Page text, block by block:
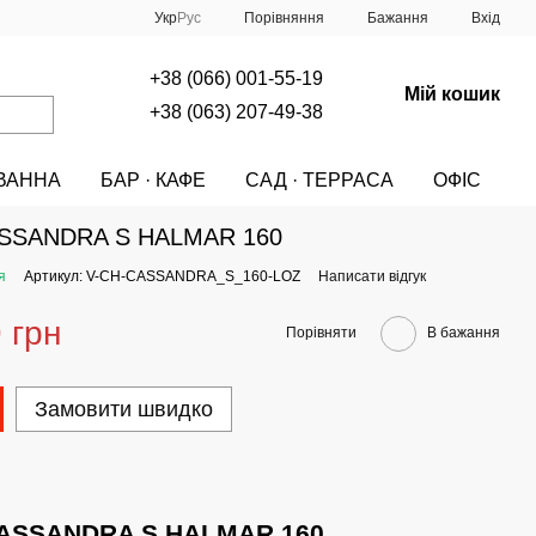
УкрРус Порівняння Бажання Вхід
+38 (066) 001-55-19
+38 (063) 207-49-38
Мій кошик
БАР · КАФЕ САД · ТЕРРАСА ОФІС
S HALMAR 160
Артикул: V-CH-CASSANDRA_S_160-LOZ Написати відгук
Порівняти В бажання
Замовити швидко